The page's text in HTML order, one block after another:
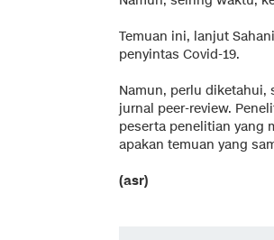
Temuan ini, lanjut
penyintas Covid-19.
Namun, perlu
jurnal peer-review.
peserta penelitian yang
apakan temuan yang
(asr)